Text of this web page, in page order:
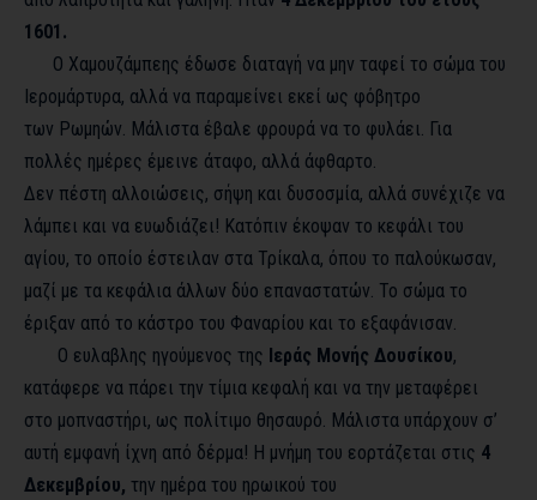
1601.
Ο Χαμουζάμπεης έδωσε διαταγή να μην ταφεί το σώμα του
Ιερομάρτυρα, αλλά να παραμείνει εκεί ως φόβητρο
των Ρωμηών. Μάλιστα έβαλε φρουρά να το φυλάει. Για
πολλές ημέρες έμεινε άταφο, αλλά άφθαρτο.
Δεν πέστη αλλοιώσεις, σήψη και δυσοσμία, αλλά συνέχιζε να
λάμπει και να ευωδιάζει! Κατόπιν έκοψαν το κεφάλι του
αγίου, το οποίο έστειλαν στα Τρίκαλα, όπου το παλούκωσαν,
μαζί με τα κεφάλια άλλων δύο επαναστατών. Το σώμα το
έριξαν από το κάστρο του Φαναρίου και το εξαφάνισαν.
Ο ευλαβλης ηγούμενος της Ιεράς Μονής Δουσίκου,
κατάφερε να πάρει την τίμια κεφαλή και να την μεταφέρει
στο μοπναστήρι, ως πολίτιμο θησαυρό. Μάλιστα υπάρχουν σ’
αυτή εμφανή ίχνη από δέρμα! Η μνήμη του εορτάζεται στις 4
Δεκεμβρίου, την ημέρα του ηρωικού του